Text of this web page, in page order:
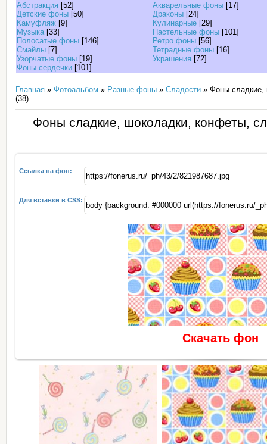
Абстракция [52] Акварельные фоны [17]
Детские фоны [50] Драконы [24]
Камуфляж [9] Кулинарные [29]
Музыка [33] Пастельные фоны [101]
Полосатые фоны [146] Ретро фоны [56]
Смайлы [7] Тетрадные фоны [16]
Узорчатые фоны [19] Украшения [72]
Фоны сердечки [101]
Главная » Фотоальбом » Разные фоны » Сладости » Фоны сладкие,
(38)
Фоны сладкие, шоколадки, конфеты,
Ссылка на фон:
Для вставки в CSS:
Скачать фон